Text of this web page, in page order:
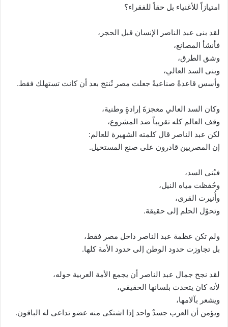
امتيازاً للأغنياء بل حقاً للفقراء؟
لقد بنى عبد الناصر الإنسان قبل الحجر،
فأنشأ المصانع،
وشق الطرق،
وبنى السد العالي،
وأسس قاعدةً صناعيةً جعلت مصر تُنتج بعد أن كانت تستهلك فقط.
وكان السد العالي معجزةَ إرادةٍ وطنية،
وقف العالم كله تقريباً ضد المشروع،
لكن عبد الناصر قال كلمته الشهيرة للعالم:
إن المصريين قادرون على صنع المستحيل.
فبُني السد،
وحُفظت مياه النيل،
وأُنيرت القرى،
وتحوّل الحلم إلى حقيقة.
ولم تكن عظمة عبد الناصر داخل مصر فقط،
بل تجاوزت حدود الوطن إلى حدود الأمة كلها.
لقد نجح جمال عبد الناصر أن يجمع الأمة العربية حوله،
لأنه كان يتحدث بلسانها الحقيقي،
ويشعر بآلامها،
ويؤمن أن العرب جسدٌ واحد إذا اشتكى منه عضو تداعى له الباقون.